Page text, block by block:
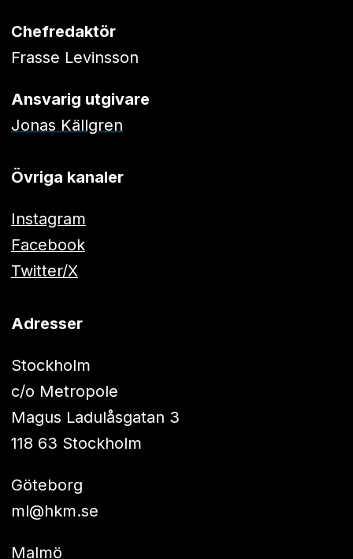
Chefredaktör
Frasse Levinsson
Ansvarig utgivare
Jonas Källgren
Övriga kanaler
Instagram
Facebook
Twitter/X
Adresser
Stockholm
c/o Metropole
Magus Ladulåsgatan 3
118 63 Stockholm
Göteborg
ml@hkm.se
Malmö